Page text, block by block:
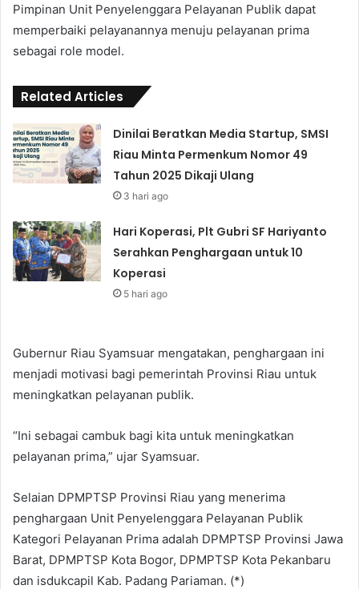
Pimpinan Unit Penyelenggara Pelayanan Publik dapat
memperbaiki pelayanannya menuju pelayanan prima
sebagai role model.
Related Articles
Dinilai Beratkan Media Startup, SMSI
Riau Minta Permenkum Nomor 49
Tahun 2025 Dikaji Ulang
3 hari ago
Hari Koperasi, Plt Gubri SF Hariyanto
Serahkan Penghargaan untuk 10
Koperasi
5 hari ago
Gubernur Riau Syamsuar mengatakan, penghargaan ini
menjadi motivasi bagi pemerintah Provinsi Riau untuk
meningkatkan pelayanan publik.
“Ini sebagai cambuk bagi kita untuk meningkatkan
pelayanan prima,” ujar Syamsuar.
Selaian DPMPTSP Provinsi Riau yang menerima
penghargaan Unit Penyelenggara Pelayanan Publik
Kategori Pelayanan Prima adalah DPMPTSP Provinsi Jawa
Barat, DPMPTSP Kota Bogor, DPMPTSP Kota Pekanbaru
dan isdukcapil Kab. Padang Pariaman. (*)